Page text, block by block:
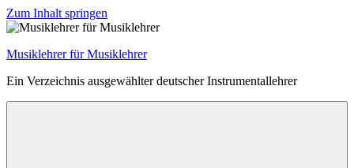
Zum Inhalt springen
Musiklehrer für Musiklehrer
Ein Verzeichnis ausgewählter deutscher Instrumentallehrer